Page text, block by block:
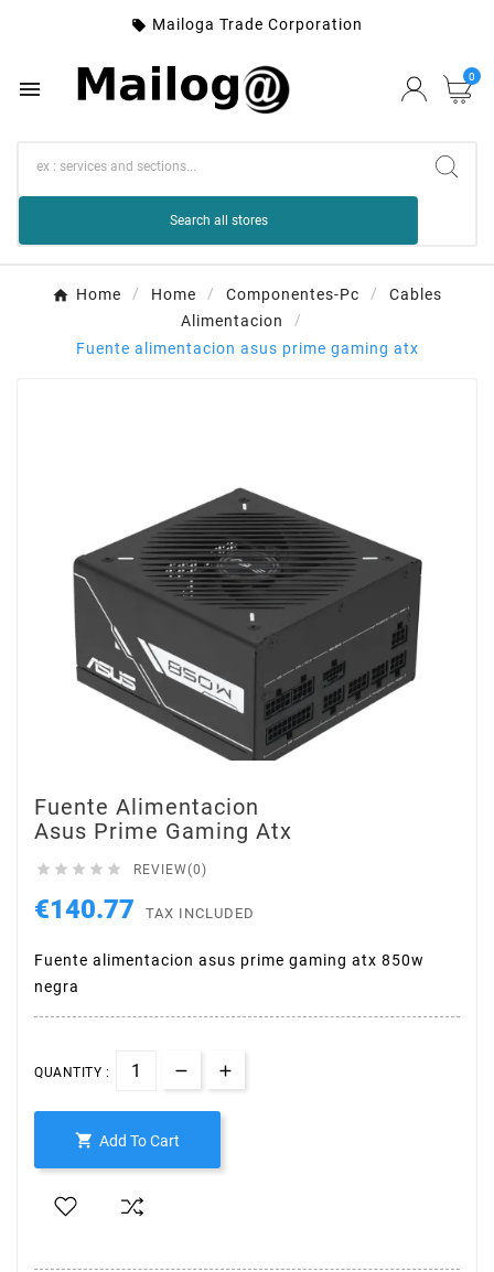
 Mailoga Trade Corporation
 0
Search all stores
Home Home Componentes-Pc
Cables
Alimentacion
Fuente alimentacion asus prime gaming atx
Fuente Alimentacion
Asus Prime Gaming Atx
     REVIEW(0)
€140.77 TAX INCLUDED
Fuente alimentacion asus prime gaming atx 850w
negra
QUANTITY :
 Add To Cart